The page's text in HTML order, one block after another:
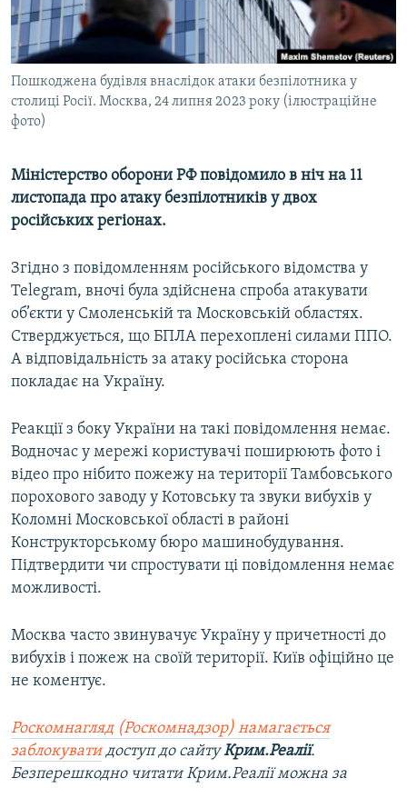
СВІДЧЕННЯ ОКУПАЦІЇ
УКРАЇНСЬКА ПРОБЛЕМА КРИМУ
ІНФОГРАФІКА
Русский
Qırımtatar
ДОЛУЧАЙСЯ!
Усі сайти RFE/RL
Пошкоджена будівля внаслідок атаки безпілотника у
столиці Росії. Москва, 24 липня 2023 року (ілюстраційне
фото)
Міністерство оборони РФ повідомило в ніч на 11
листопада про атаку безпілотників у двох
російських регіонах.
Згідно з повідомленням російського відомства у
Telegram, вночі була здійснена спроба атакувати
об’єкти у Смоленській та Московській областях.
Стверджується, що БПЛА перехоплені силами ППО.
А відповідальність за атаку російська сторона
покладає на Україну.
Реакції з боку України на такі повідомлення немає.
Водночас у мережі користувачі поширюють фото і
відео про нібито пожежу на території Тамбовського
порохового заводу у Котовську та звуки вибухів у
Коломні Московської області в районі
Конструкторському бюро машинобудування.
Підтвердити чи спростувати ці повідомлення немає
можливості.
Москва часто звинувачує Україну у причетності до
вибухів і пожеж на своїй території. Київ офіційно це
не коментує.
Роскомнагляд (Роскомнадзор) намагається
заблокуватидоступ до сайтуКрим.Реалії.
Безперешкодно читати Крим.Реалії можна за